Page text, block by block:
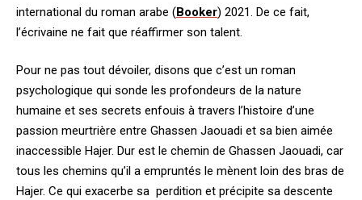
international du roman arabe (Booker) 2021. De ce fait,
l’écrivaine ne fait que réaffirmer son talent.
Pour ne pas tout dévoiler, disons que c’est un roman
psychologique qui sonde les profondeurs de la nature
humaine et ses secrets enfouis à travers l’histoire d’une
passion meurtrière entre Ghassen Jaouadi et sa bien aimée
inaccessible Hajer. Dur est le chemin de Ghassen Jaouadi, car
tous les chemins qu’il a empruntés le mènent loin des bras de
Hajer. Ce qui exacerbe sa perdition et précipite sa descente